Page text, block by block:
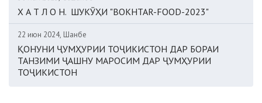
Х А Т Л О Н. ШУКӮҲИ "BOKHTAR-FOOD-2023"
22 июн 2024, Шанбе
ҚОНУНИ ҶУМҲУРИИ ТОҶИКИСТОН ДАР БОРАИ
ТАНЗИМИ ҶАШНУ МАРОСИМ ДАР ҶУМҲУРИИ
ТОҶИКИСТОН